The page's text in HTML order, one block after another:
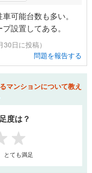
可能台数も多い。
設置してある。
日に投稿）
問題を報告する
マンションについて教え
度は？
4 5
とても満足